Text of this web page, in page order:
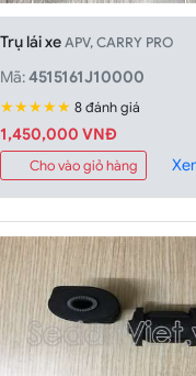
Trụ lái xeAPV, CARRY PRO
Mã:4515161J10000
★★★★★ 8 đánh giá
1,450,000 VNĐ
Cho vào giỏ hàng